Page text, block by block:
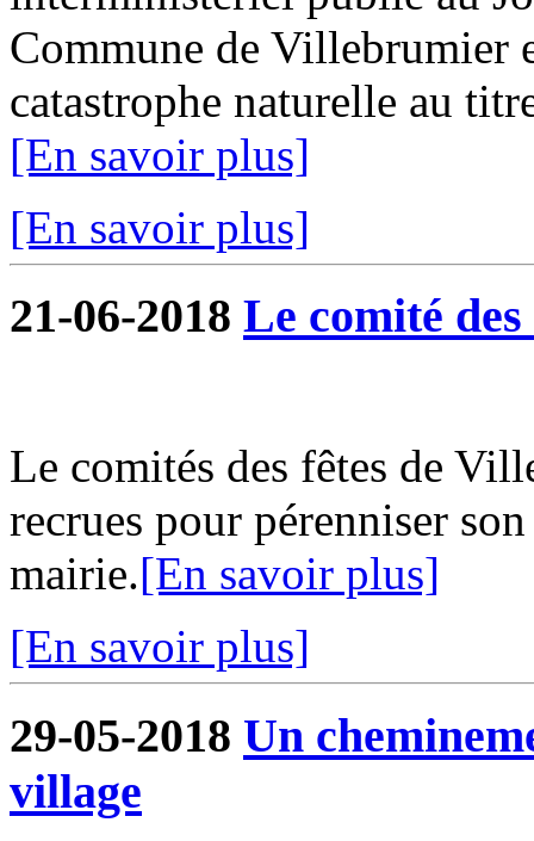
Commune de Villebrumier
catastrophe naturelle au
[En savoir plus]
[En savoir plus]
21-06-2018 Le comité
Le comités des fêtes de
recrues pour pérenniser
mairie.[En savoir plus]
[En savoir plus]
29-05-2018 Un
village